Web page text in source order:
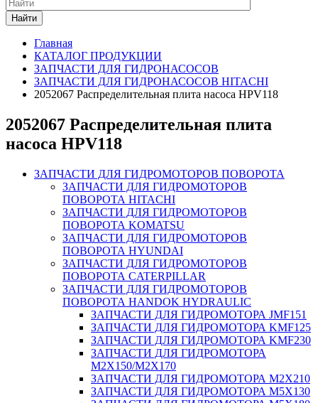
Найти
Главная
КАТАЛОГ ПРОДУКЦИИ
ЗАПЧАСТИ ДЛЯ ГИДРОНАСОСОВ
ЗАПЧАСТИ ДЛЯ ГИДРОНАСОСОВ HITACHI
2052067 Распределительная плита насоса HPV118
2052067 Распределительная плита
насоса HPV118
ЗАПЧАСТИ ДЛЯ ГИДРОМОТОРОВ ПОВОРОТА
ЗАПЧАСТИ ДЛЯ ГИДРОМОТОРОВ
ПОВОРОТА HITACHI
ЗАПЧАСТИ ДЛЯ ГИДРОМОТОРОВ
ПОВОРОТА KOMATSU
ЗАПЧАСТИ ДЛЯ ГИДРОМОТОРОВ
ПОВОРОТА HYUNDAI
ЗАПЧАСТИ ДЛЯ ГИДРОМОТОРОВ
ПОВОРОТА CATERPILLAR
ЗАПЧАСТИ ДЛЯ ГИДРОМОТОРОВ
ПОВОРОТА HANDOK HYDRAULIC
ЗАПЧАСТИ ДЛЯ ГИДРОМОТОРА JMF151
ЗАПЧАСТИ ДЛЯ ГИДРОМОТОРА KMF125
ЗАПЧАСТИ ДЛЯ ГИДРОМОТОРА KMF230
ЗАПЧАСТИ ДЛЯ ГИДРОМОТОРА
M2X150/M2X170
ЗАПЧАСТИ ДЛЯ ГИДРОМОТОРА M2X210
ЗАПЧАСТИ ДЛЯ ГИДРОМОТОРА M5X130